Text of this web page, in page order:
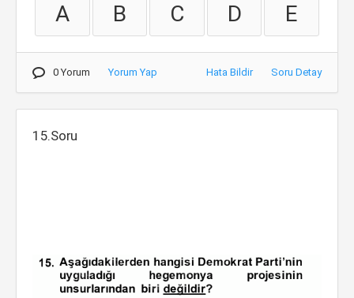
A B C D E
0 Yorum Yorum Yap Hata Bildir Soru Detay
15.Soru